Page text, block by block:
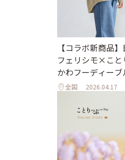
【コラボ新商品
フェリシモ×こと
かわフーディーブ
全国 2026.04.17